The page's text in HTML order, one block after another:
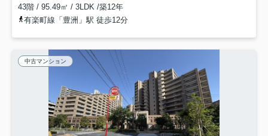
43階 / 95.49㎡ / 3LDK /築12年
有楽町線「豊洲」駅 徒歩12分
中古マンション